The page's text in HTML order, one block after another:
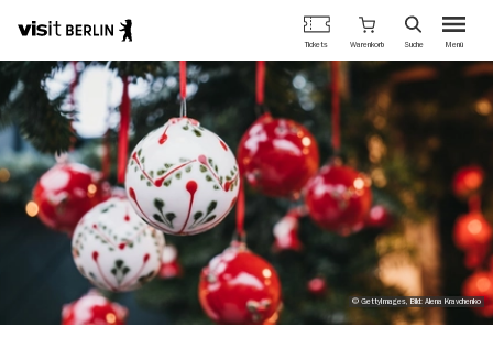
Direkt
zum
Inhalt
Berlins
offizielles
Tourismusportal
Menü
Tickets Warenkorb Suche
© GettyImages, Bild: Alena Kravchenko